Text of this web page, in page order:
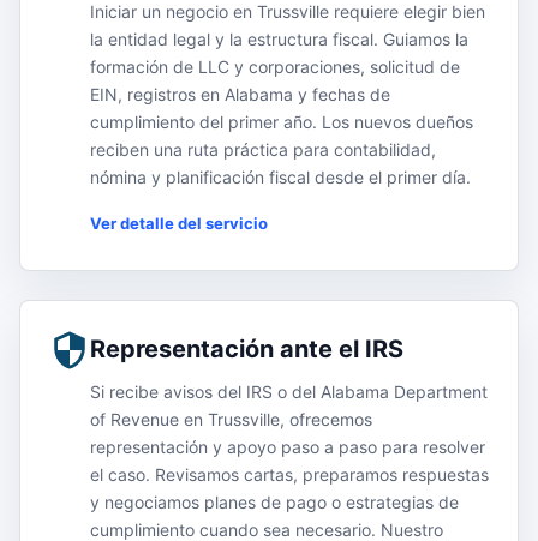
Iniciar un negocio en Trussville requiere elegir bien
la entidad legal y la estructura fiscal. Guiamos la
formación de LLC y corporaciones, solicitud de
EIN, registros en Alabama y fechas de
cumplimiento del primer año. Los nuevos dueños
reciben una ruta práctica para contabilidad,
nómina y planificación fiscal desde el primer día.
Ver detalle del servicio
Representación ante el IRS
Si recibe avisos del IRS o del Alabama Department
of Revenue en Trussville, ofrecemos
representación y apoyo paso a paso para resolver
el caso. Revisamos cartas, preparamos respuestas
y negociamos planes de pago o estrategias de
cumplimiento cuando sea necesario. Nuestro